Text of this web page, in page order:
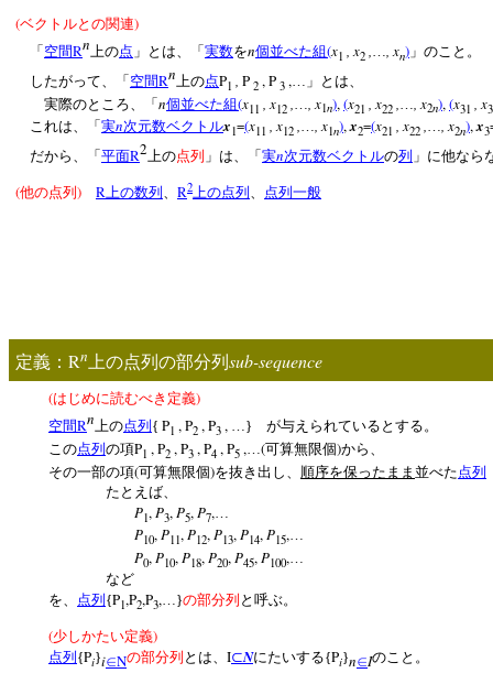
(ベクトルとの関連)
「 空間Rn上の点 」とは、「 実数をn個並べた組(x1 , x2 ,…, xn) 」のこと。
したがって、「 空間Rn上の点P1 , P 2 , P 3 ,…」とは、
実際のところ、「 n個並べた組(x11 , x12 , , x1n),(x21 , x22 , , x2n),(x31 , x
これは、「 実n次元数ベクトルx1=(x11 , x12 ,…, x1n),x2=(x21 , x22 ,…, x2n),x3
だから、「 平面R2上の点列 」は、「 実n次元数ベクトルの列 」に他なら
(他の点列 ) R上の数列 、 R2上の点列 、 点列一般
定義： Rn 上の点列の部分列 sub-sequence
(はじめに読むべき定義)
空間Rn上の点列 { P1 , P2 , P3 , …} が与えられているとする。
この点列 の項P1 ,P2 ,P3 ,P4 ,P5 , (可算無限個)から、
その一部の項(可算無限個)を抜き出し、 順序を保ったまま 並べた 点列
たとえば、
P1, P3, P5, P7,
P10,P11,P12,P13,P14,P15,…
P0,P10,P18,P20,P45,P100,
など
を、 点列 {P1,P2,P3,…}の部分列 と呼ぶ。
(少しかたい定義)
点列 {Pi}i∈Nの部分列 とは、 I⊂Nにたいする{Pi}n∈Iのこと。